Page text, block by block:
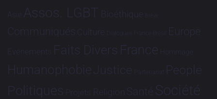
Asie Assos. LGBT Bioéthique Brève
Communiqués Culture Dialogues France-Brésil Europe
Evénements Faits Divers France Hommage
HumanophobieJustice Partenariat People
Politiques Projets Religion Santé Société